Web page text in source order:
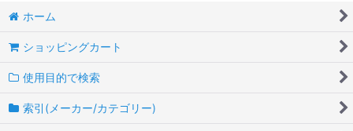
ホーム
ショッピングカート
使用目的で検索
索引(メーカー/カテゴリー)